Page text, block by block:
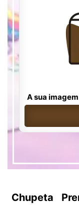
A sua
Chupeta